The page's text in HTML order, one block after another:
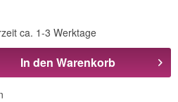
ca. 1-3 Werktage
In den Warenkorb